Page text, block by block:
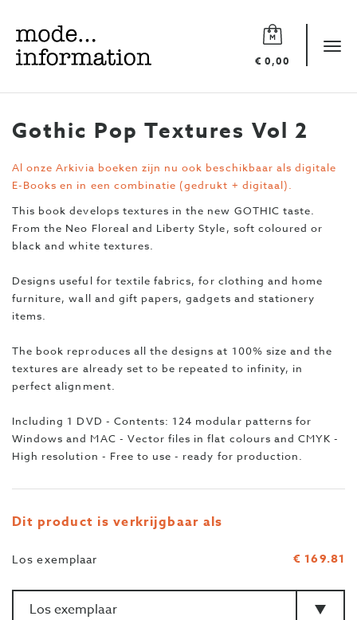
€ 0,00
Mode
information
Gothic Pop Textures Vol 2
Al onze Arkivia boeken zijn nu ook beschikbaar als digitale
E-Books en in een combinatie (gedrukt + digitaal).
This book develops textures in the new GOTHIC taste.
From the Neo Floreal and Liberty Style, soft coloured or
black and white textures.
Designs useful for textile fabrics, for clothing and home
furniture, wall and gift papers, gadgets and stationery
items.
The book reproduces all the designs at 100% size and the
textures are already set to be repeated to infinity, in
perfect alignment.
Including 1 DVD - Contents: 124 modular patterns for
Windows and MAC - Vector files in flat colours and CMYK -
High resolution - Free to use - ready for production.
Dit product is verkrijgbaar als
Los exemplaar
€ 169.81